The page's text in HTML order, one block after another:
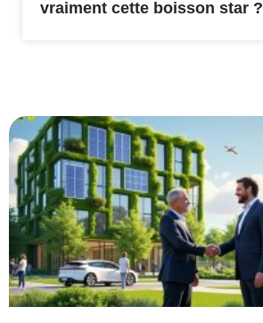
vraiment cette boisson star ?